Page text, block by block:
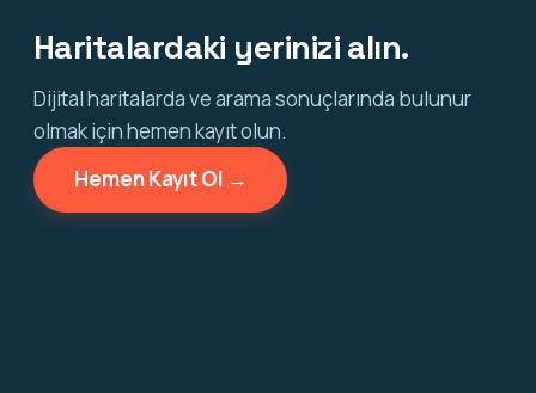
Haritalardaki yerinizi alın.
Dijital haritalarda ve arama sonuçlarında bulunur
olmak için hemen kayıt olun.
Hemen Kayıt Ol →